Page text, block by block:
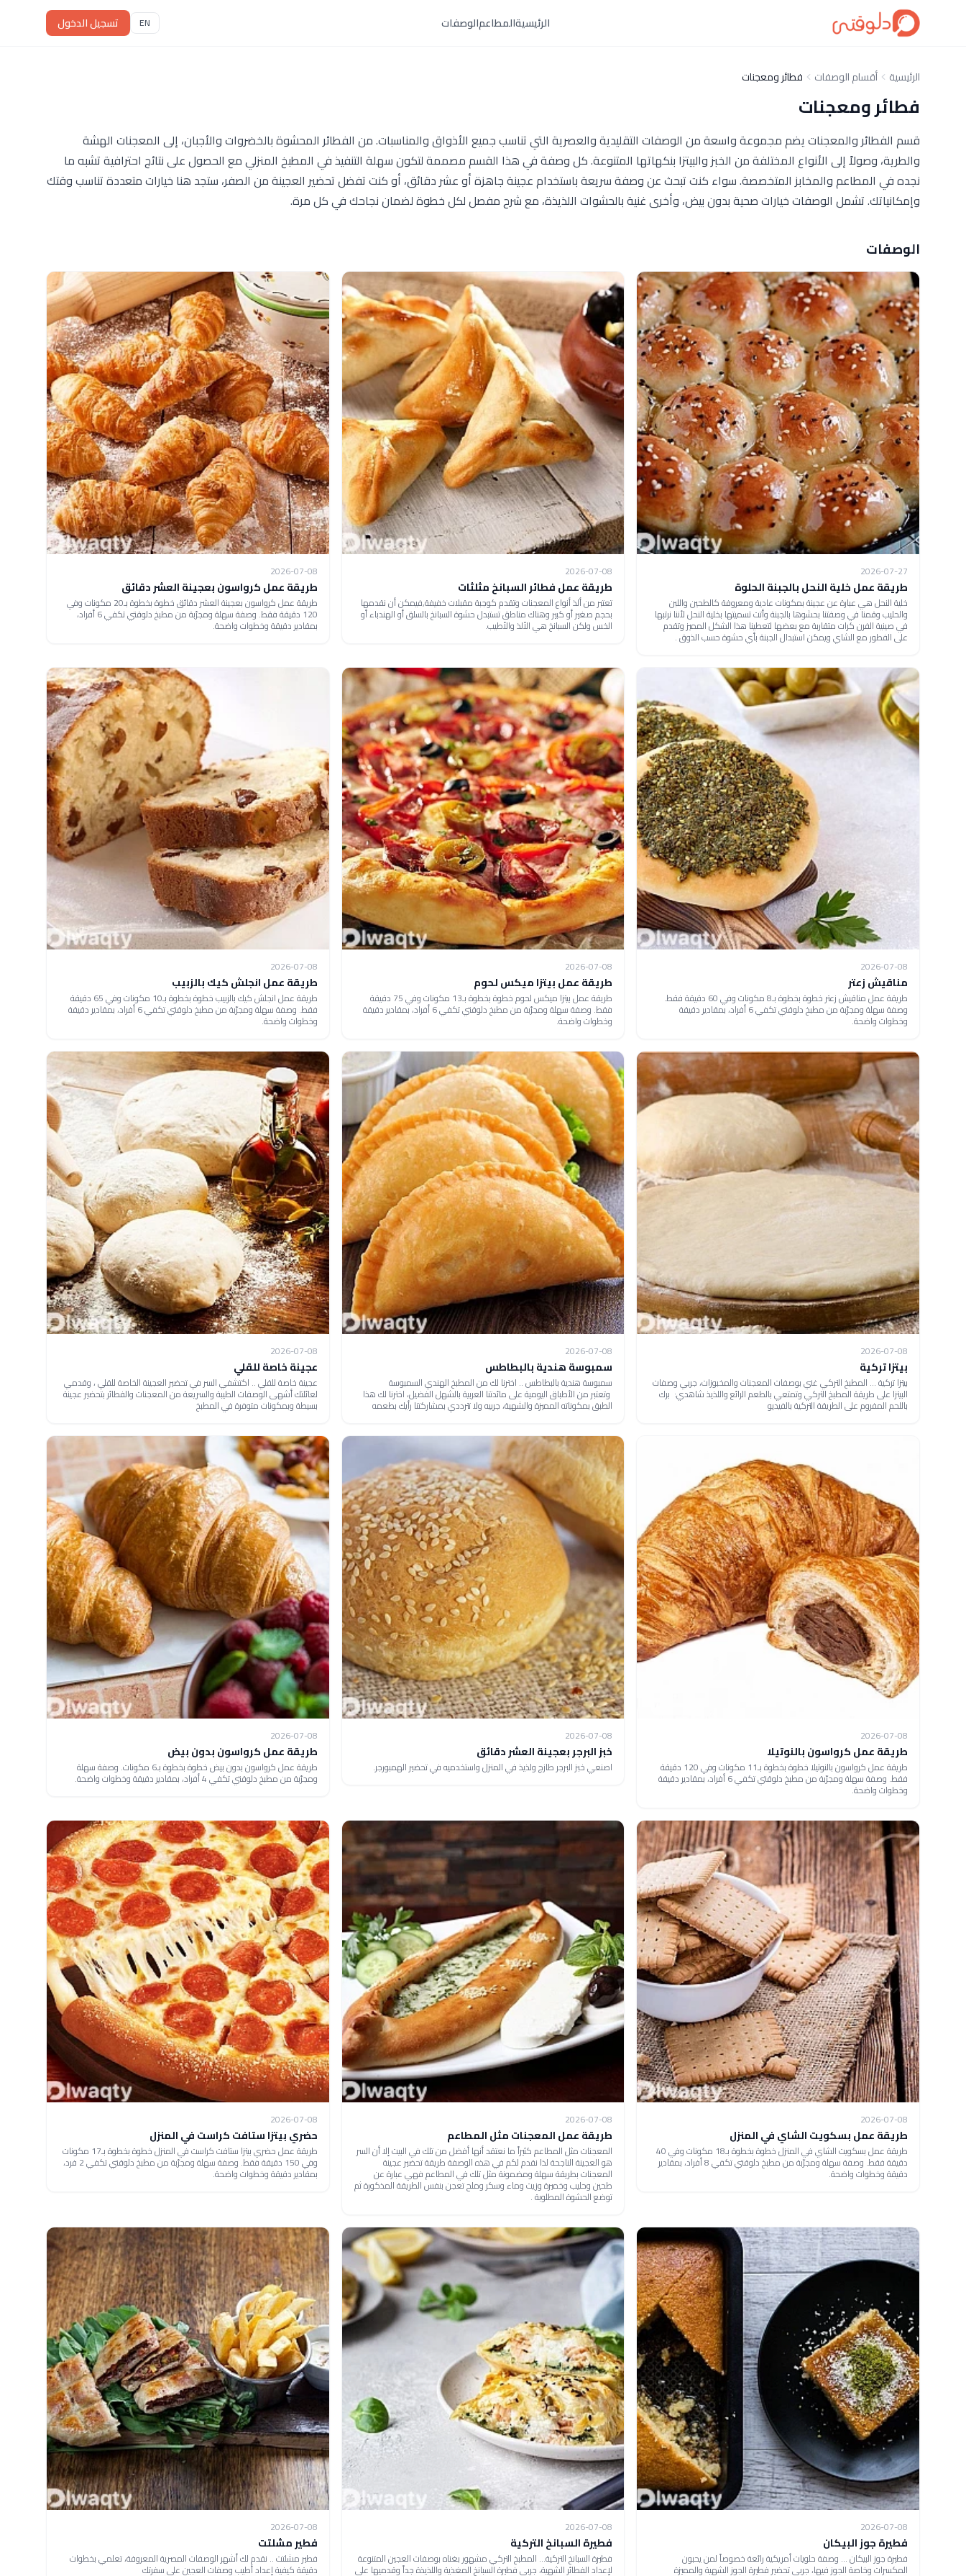
الرئيسيةالمطاعمالوصفات EN تسجيل الدخول
الرئيسية أقسام الوصفات فطائر ومعجنات
فطائر ومعجنات
قسم الفطائر والمعجنات يضم مجموعة واسعة من الوصفات التقليدية والعصرية التي تناسب جميع الأذواق والمناسبات. من الفطائر المحشوة بالخضروات والأجبان، إلى المعجنات الهشة
والطرية، وصولاً إلى الأنواع المختلفة من الخبز والبيتزا بنكهاتها المتنوعة. كل وصفة في هذا القسم مصممة لتكون سهلة التنفيذ في المطبخ المنزلي مع الحصول على نتائج احترافية تشبه ما
نجده في المطاعم والمخابز المتخصصة. سواء كنت تبحث عن وصفة سريعة باستخدام عجينة جاهزة أو عشر دقائق، أو كنت تفضل تحضير العجينة من الصفر، ستجد هنا خيارات متعددة تناسب وقتك
وإمكانياتك. تشمل الوصفات خيارات صحية بدون بيض، وأخرى غنية بالحشوات اللذيذة، مع شرح مفصل لكل خطوة لضمان نجاحك في كل مرة.
الوصفات
2026-07-27
طريقة عمل خلية النحل بالجبنة الحلوة
خلية النحل هي عبارة عن عجينة بمكونات عادية ومعروفة كالطحين واللبن
والحليب وقمنا في وصفتنا بحشوها بالجبنة وأتت تسميتها بخلية النحل لأننا نرتبها
في صينية الفرن كرات متقاربة مع بعضها لتعطينا هذا الشكل المميز وتقدم
على الفطور مع الشاي ويمكن استبدال الجبنة بأي حشوة حسب الذوق .
2026-07-08
طريقة عمل فطائر السبانخ مثلثات
تعتبر من ألذ أنواع المعجنات وتقدم كوجبة مقبلات خفيفة,فيمكن أن نقدمها
بحجم صغير أو كبير وهناك مناطق تستبدل حشوة السبانخ بالسلق أو الهندباء أو
الخس ولكن السبانخ هي الألذ والأطيب.
2026-07-08
طريقة عمل كرواسون بعجينة العشر دقائق
طريقة عمل كرواسون بعجينة العشر دقائق خطوة بخطوة بـ20 مكونات وفي
120 دقيقة فقط. وصفة سهلة ومجرّبة من مطبخ دلوقتي تكفي 6 أفراد،
بمقادير دقيقة وخطوات واضحة.
2026-07-08
مناقيش زعتر
طريقة عمل مناقيش زعتر خطوة بخطوة بـ8 مكونات وفي 60 دقيقة فقط.
وصفة سهلة ومجرّبة من مطبخ دلوقتي تكفي 6 أفراد، بمقادير دقيقة
وخطوات واضحة.
2026-07-08
طريقة عمل بيتزا ميكس لحوم
طريقة عمل بيتزا ميكس لحوم خطوة بخطوة بـ13 مكونات وفي 75 دقيقة
فقط. وصفة سهلة ومجرّبة من مطبخ دلوقتي تكفي 6 أفراد، بمقادير دقيقة
وخطوات واضحة.
2026-07-08
طريقة عمل انجلش كيك بالزبيب
طريقة عمل انجلش كيك بالزبيب خطوة بخطوة بـ10 مكونات وفي 65 دقيقة
فقط. وصفة سهلة ومجرّبة من مطبخ دلوقتي تكفي 6 أفراد، بمقادير دقيقة
وخطوات واضحة.
2026-07-08
بيتزا تركية
بيتزا تركية ... المطبخ التركي غني بوصفات المعجنات والمخبوزات، جربي وصفات
البيتزا على طريقة المطبخ التركي وتمتعي بالطعم الرائع واللذيذ شاهدي: برك
باللحم المفروم على الطريقة التركية بالفيديو
2026-07-08
سمبوسة هندية بالبطاطس
سمبوسة هندية بالبطاطس .. اخترنا لك من المطبخ الهندي السمبوسة
وتعتبر من الأطباق اليومية على مائدتنا العربية بالشهل الفضيل، اخترنا لك هذا
الطبق بمكوناته المميزة والشهية، جربيه ولا تترددي بمشاركتنا رأيك بطعمه
2026-07-08
عجينة خاصة للقلي
عجينة خاصة للقلي .. اكتشفي السر في تحضير العجينة الخاصة للقلي ، وقدمي
لعائلتك أشهى الوصفات الطيبة والسريعة من المعجنات والفطائر بتحضير عجينة
بسيطة وبمكونات متوفرة في المطبخ
2026-07-08
طريقة عمل كرواسون بالنوتيلا
طريقة عمل كرواسون بالنوتيلا خطوة بخطوة بـ11 مكونات وفي 120 دقيقة
فقط. وصفة سهلة ومجرّبة من مطبخ دلوقتي تكفي 6 أفراد، بمقادير دقيقة
وخطوات واضحة.
2026-07-08
خبز البرجر بعجينة العشر دقائق
اصنعي خبز البرجر طازج ولذيذ في المنزل واستخدميه في تحضير الهمبورجر.
2026-07-08
طريقة عمل كرواسون بدون بيض
طريقة عمل كرواسون بدون بيض خطوة بخطوة بـ6 مكونات. وصفة سهلة
ومجرّبة من مطبخ دلوقتي تكفي 4 أفراد، بمقادير دقيقة وخطوات واضحة.
2026-07-08
طريقة عمل بسكويت الشاي في المنزل
طريقة عمل بسكويت الشاي في المنزل خطوة بخطوة بـ18 مكونات وفي 40
دقيقة فقط. وصفة سهلة ومجرّبة من مطبخ دلوقتي تكفي 8 أفراد، بمقادير
دقيقة وخطوات واضحة.
2026-07-08
طريقة عمل المعجنات مثل المطاعم
المعجنات مثل المطاعم كثيراً ما نعتقد أنها أفضل من تلك في البيت إلا أن السر
هو العجينة الناجحة لذا نقدم لكم في هذه الوصفة طريقة تحضير عجينة
المعجنات بطريقة سهلة ومضمونة مثل تلك في المطاعم فهي عبارة عن
طحين وحليب وخميرة وزيت وماء وسكر وملح تعجن بنفس الطريقة المذكورة ثم
توضع الحشوة المطلوبة .
2026-07-08
حضري بيتزا ستافت كراست في المنزل
طريقة عمل حضري بيتزا ستافت كراست في المنزل خطوة بخطوة بـ17 مكونات
وفي 150 دقيقة فقط. وصفة سهلة ومجرّبة من مطبخ دلوقتي تكفي 2 فرد،
بمقادير دقيقة وخطوات واضحة.
2026-07-08
فطيرة جوز البيكان
فطيرة جوز البيكان ... وصفة حلويات أمريكية رائعة خصوصاً لمن يحبون
المكسرات وخاصة الجوز فيها، جربي تحضير فطيرة الجوز الشهية والمميزة
2026-07-08
فطيرة السبانخ التركية
فطيرة السبانخ التركية... المطبخ التركي مشهور بغناه بوصفات العجين المتنوعة
لإعداد الفطائر الشهية، جربي فطيرة السبانخ المغذية واللذيذة جداً وقدميها على
2026-07-08
فطير مشلتت
فطير مشلتت .. نقدم لك أشهر الوصفات المصرية المعروفة، تعلمي بخطوات
دقيقة كيفية إعداد أطيب وصفات العجين على سفرتك